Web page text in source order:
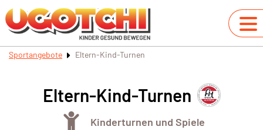
Sportangebote Eltern-Kind-Turnen
Eltern-Kind-Turnen
Kinderturnen und Spiele